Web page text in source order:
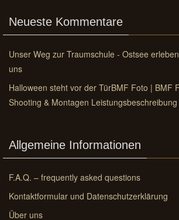
Neueste Kommentare
Unser Weg zur Traumschule - Ostsee
uns
Halloween steht vor der TürBMF Foto | BMF
Shooting & Montagen Leistungsbeschreibung
Allgemeine Informationen
F.A.Q. – frequently asked questions
Kontaktformular und Datenschutzerklärung
Über uns